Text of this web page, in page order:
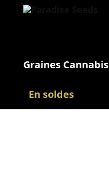
Graines Cannabis
En soldes